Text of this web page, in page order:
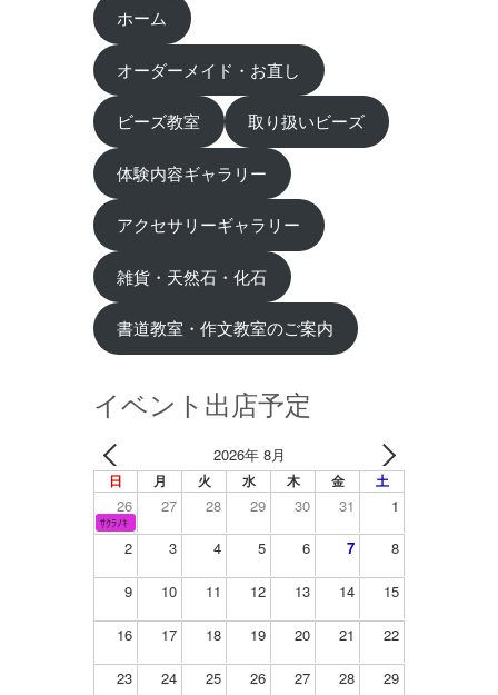
ホーム
オーダーメイド・お直し
ビーズ教室 取り扱いビーズ
体験内容ギャラリー
アクセサリーギャラリー
雑貨・天然石・化石
書道教室・作文教室のご案内
イベント出店予定
2026年 8月
日 月 火 水 木 金 土
26 27 28 29 30 31 1
ｻｸﾗﾉｷ
2 3 4 5 6 7 8
9 10 11 12 13 14 15
16 17 18 19 20 21 22
23 24 25 26 27 28 29